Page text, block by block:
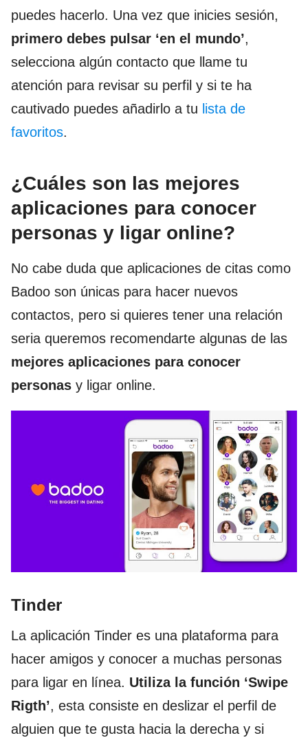
puedes hacerlo. Una vez que inicies sesión,
primero debes pulsar ‘en el mundo’,
selecciona algún contacto que llame tu
atención para revisar su perfil y si te ha
cautivado puedes añadirlo a tu lista de
favoritos.
¿Cuáles son las mejores
aplicaciones para conocer
personas y ligar online?
No cabe duda que aplicaciones de citas como
Badoo son únicas para hacer nuevos
contactos, pero si quieres tener una relación
seria queremos recomendarte algunas de las
mejores aplicaciones para conocer
personas y ligar online.
Tinder
La aplicación Tinder es una plataforma para
hacer amigos y conocer a muchas personas
para ligar en línea. Utiliza la función ‘Swipe
Rigth’, esta consiste en deslizar el perfil de
alguien que te gusta hacia la derecha y si